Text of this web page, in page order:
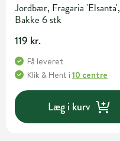
Jordbær, Fragaria 'Elsanta',
Bakke 6 stk
119 kr.
Få leveret
Klik & Hent i 10 centre
Læg i kurv